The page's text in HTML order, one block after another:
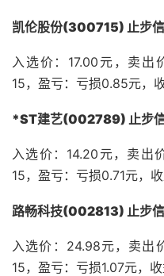
凯伦股份(300715) 止步
入选价：17.00元，卖出
15，盈亏：亏损0.85元，
*ST建艺(002789) 止步
入选价：14.20元，卖出
15，盈亏：亏损0.71元，
路畅科技(002813) 止步
入选价：24.98元，卖出
15，盈亏：亏损1.07元，收